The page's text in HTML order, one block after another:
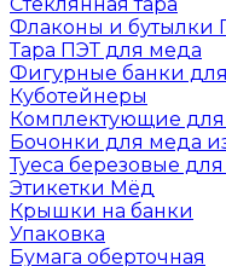
Флаконы и бутылки
Тара ПЭТ для меда
Фигурные банки
Куботейнеры
Комплектующие для
Бочонки для меда
Туеса березовые
Этикетки Мёд
Крышки на банки
Упаковка
Бумага оберточная